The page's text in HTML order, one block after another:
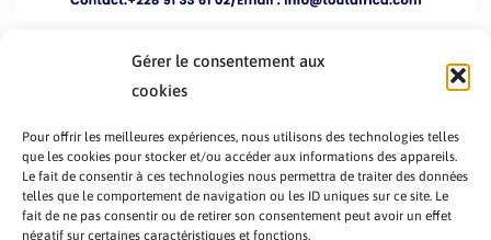
Gérer le consentement aux
cookies
Pour offrir les meilleures expériences, nous utilisons des technologies telles
que les cookies pour stocker et/ou accéder aux informations des appareils.
Le fait de consentir à ces technologies nous permettra de traiter des données
telles que le comportement de navigation ou les ID uniques sur ce site. Le
fait de ne pas consentir ou de retirer son consentement peut avoir un effet
négatif sur certaines caractéristiques et fonctions.
PRÉSENTATION TOUTAFRICA A PROPOS